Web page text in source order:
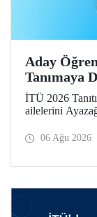
Aday
Tanımaya
İTÜ 2026
ailelerini
ilgili fakülte ve
06 Ağu 2026